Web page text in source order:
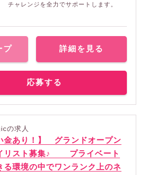
チャレンジを全力でサポートします。
プ 詳細を見る
応募する
の求人
金あり！】 グランドオープン
リスト募集♪ プライベート
る環境の中でワンランク上のネ